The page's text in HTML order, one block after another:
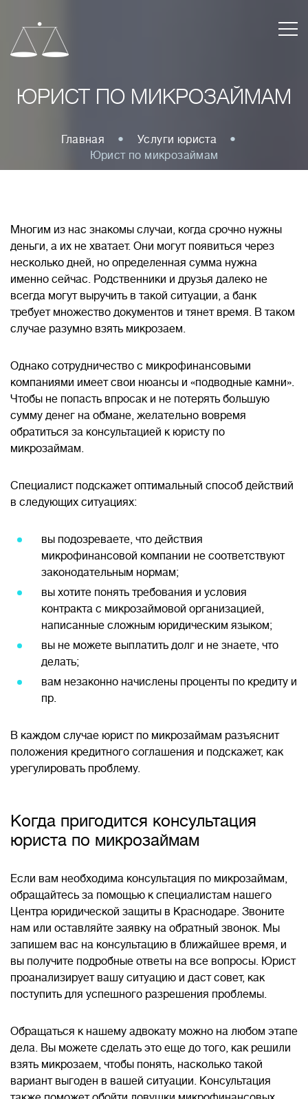
ЮРИСТ ПО МИКРОЗАЙМАМ
Главная
Услуги юриста
Юрист по микрозаймам
Многим из нас знакомы случаи, когда срочно нужны
деньги, а их не хватает. Они могут появиться через
несколько дней, но определенная сумма нужна
именно сейчас. Родственники и друзья далеко не
всегда могут выручить в такой ситуации, а банк
требует множество документов и тянет время. В таком
случае разумно взять микрозаем.
Однако сотрудничество с микрофинансовыми
компаниями имеет свои нюансы и «подводные камни».
Чтобы не попасть впросак и не потерять большую
сумму денег на обмане, желательно вовремя
обратиться за консультацией к юристу по
микрозаймам.
Специалист подскажет оптимальный способ действий
в следующих ситуациях:
вы подозреваете, что действия
микрофинансовой компании не соответствуют
законодательным нормам;
вы хотите понять требования и условия
контракта с микрозаймовой организацией,
написанные сложным юридическим языком;
вы не можете выплатить долг и не знаете, что
делать;
вам незаконно начислены проценты по кредиту и
пр.
В каждом случае юрист по микрозаймам разъяснит
положения кредитного соглашения и подскажет, как
урегулировать проблему.
Когда пригодится консультация
юриста по микрозаймам
Если вам необходима консультация по микрозаймам,
обращайтесь за помощью к специалистам нашего
Центра юридической защиты в Краснодаре. Звоните
нам или оставляйте заявку на обратный звонок. Мы
запишем вас на консультацию в ближайшее время, и
вы получите подробные ответы на все вопросы. Юрист
проанализирует вашу ситуацию и даст совет, как
поступить для успешного разрешения проблемы.
Обращаться к нашему адвокату можно на любом этапе
дела. Вы можете сделать это еще до того, как решили
взять микрозаем, чтобы понять, насколько такой
вариант выгоден в вашей ситуации. Консультация